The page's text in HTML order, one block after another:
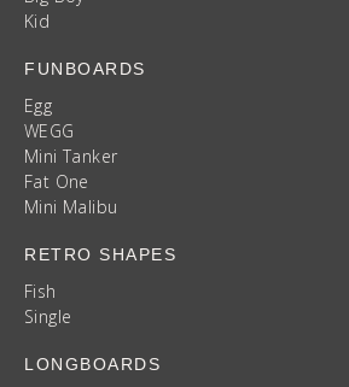
Kid
FUNBOARDS
Egg
WEGG
Mini Tanker
Fat One
Mini Malibu
RETRO SHAPES
Fish
Single
LONGBOARDS